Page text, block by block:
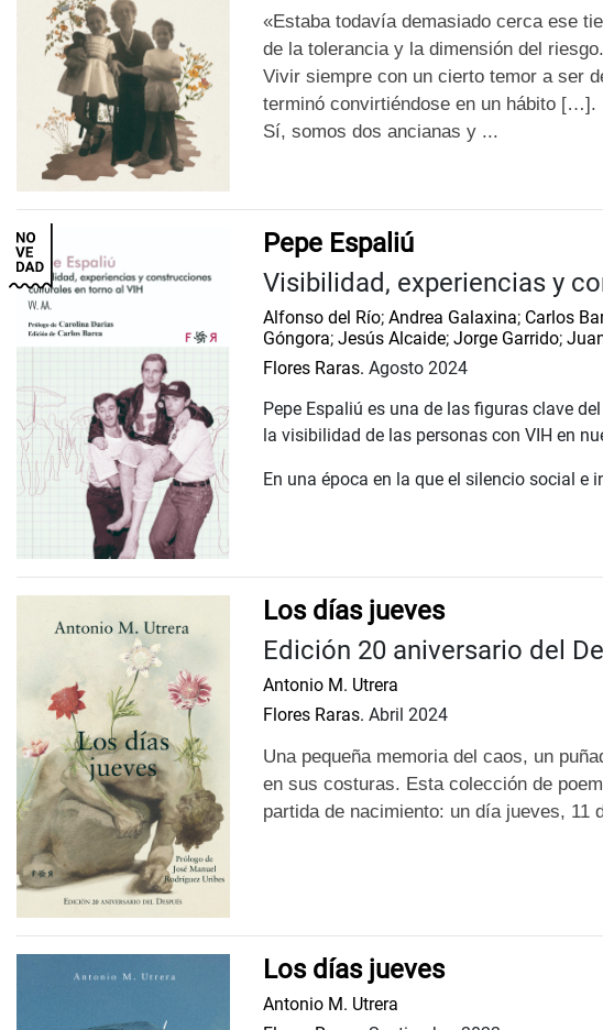
«Estaba todavía demasiado cerca ese
de la tolerancia y la dimensión del riesgo.
Vivir siempre con un cierto temor a ser
terminó convirtiéndose en un hábito […].
Sí, somos dos ancianas y ...
Pepe Espaliú
Visibilidad, experiencias y
Alfonso del Río; Andrea Galaxina; Carlos
Góngora; Jesús Alcaide; Jorge Garrido;
Flores Raras. Agosto 2024
Pepe Espaliú es una de las figuras clave
la visibilidad de las personas con VIH en
En una época en la que el silencio social
Los días jueves
Edición 20 aniversario del
Antonio M. Utrera
Flores Raras. Abril 2024
Una pequeña memoria del caos, un
en sus costuras. Esta colección de
partida de nacimiento: un día jueves, 11
Los días jueves
Antonio M. Utrera